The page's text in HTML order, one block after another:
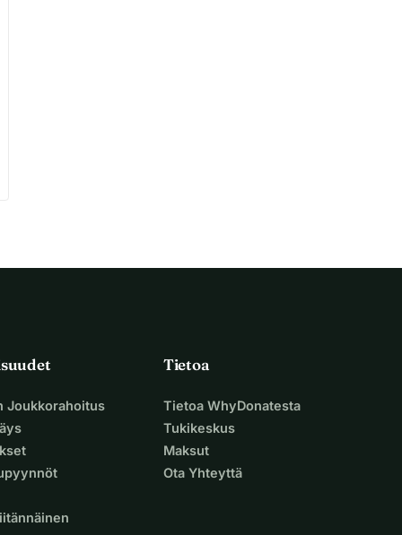
Joukkorahoitus
Tietoa
Tietoa WhyDonatesta
Tukikeskus
Maksut
Ota Yhteyttä